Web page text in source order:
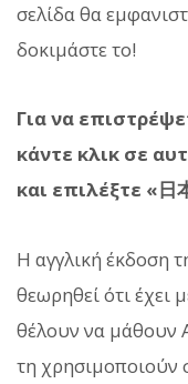
σελίδα θα
δοκιμάστε το!
Για να
κάντε κλικ σε
και επιλέξτε «日
Η αγγλική έκδοση
θεωρηθεί ότι έχει
θέλουν να μάθουν
τη χρησιμοποιούν